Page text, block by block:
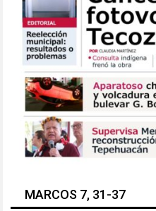
MARCOS 7, 31-37